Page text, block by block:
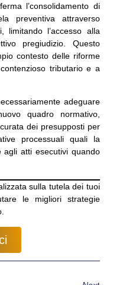
l’consolidamento di
preventiva attraverso
limitando l’accesso alla
pregiudizio. Questo
contesto delle riforme
tributario e a
adeguare
quadro normativo,
dei presupposti per
processuali quali la
agli atti esecutivi quando
sulla tutela dei tuoi
le migliori strategie